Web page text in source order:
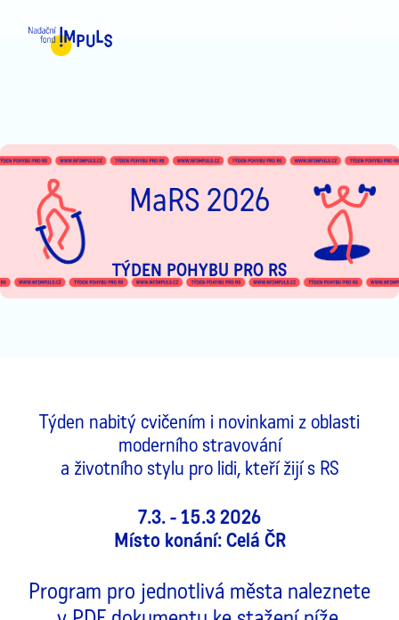
MaRS 2026
TÝDEN POHYBU PRO RS
Týden nabitý cvičením i novinkami z oblasti
moderního stravování
a životního stylu pro lidi, kteří žijí s RS
7.3. - 15.3 2026
Místo konání: Celá ČR
Program pro jednotlivá města naleznete